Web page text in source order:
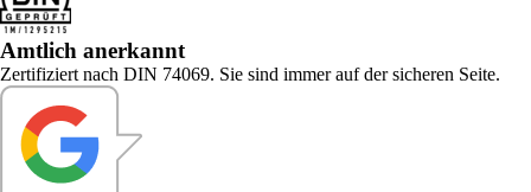
Amtlich anerkannt
Zertifiziert nach DIN 74069. Sie sind immer auf der sicheren Seite.